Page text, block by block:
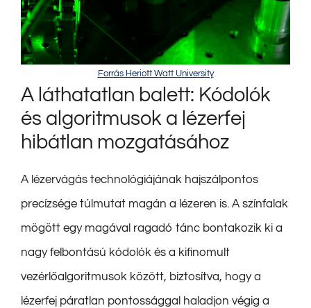
Forrás Heriott Watt University
A láthatatlan balett: Kódolók
és algoritmusok a lézerfej
hibátlan mozgatásához
A lézervágás technológiájának hajszálpontos
precízsége túlmutat magán a lézeren is. A színfalak
mögött egy magával ragadó tánc bontakozik ki a
nagy felbontású kódolók és a kifinomult
vezérlőalgoritmusok között, biztosítva, hogy a
lézerfej páratlan pontossággal haladjon végig a